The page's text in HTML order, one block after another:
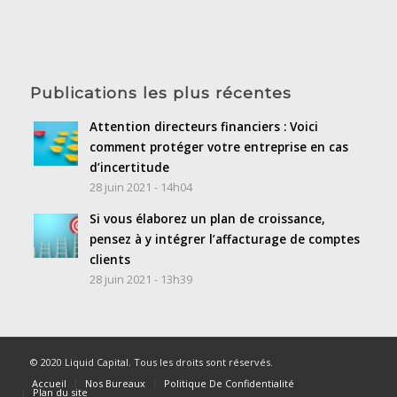
Publications les plus récentes
Attention directeurs financiers : Voici
comment protéger votre entreprise en cas
d’incertitude
28 juin 2021 - 14h04
Si vous élaborez un plan de croissance,
pensez à y intégrer l’affacturage de comptes
clients
28 juin 2021 - 13h39
© 2020 Liquid Capital. Tous les droits sont réservés.
Accueil
Nos Bureaux Politique De Confidentialité
Plan du site